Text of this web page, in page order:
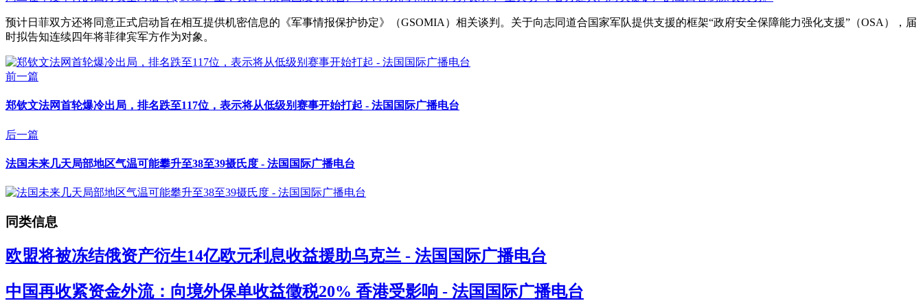
预计日菲双方还将同意正式启动旨在相互提供机密信息的《军事情报保护协定》（GSOMIA）相关谈判。关于向志同道合国家军队提供支援的框架“政府安全保障能力强化支援”（OSA），届
时拟告知连续四年将菲律宾军方作为对象。
前一篇
郑钦文法网首轮爆冷出局，排名跌至117位，表示将从低级别赛事开始打起 - 法国国际广播电台
后一篇
法国未来几天局部地区气温可能攀升至38至39摄氏度 - 法国国际广播电台
同类信息
欧盟将被冻结俄资产衍生14亿欧元利息收益援助乌克兰 - 法国国际广播电台
中国再收紧资金外流：向境外保单收益徵税20% 香港受影响 - 法国国际广播电台